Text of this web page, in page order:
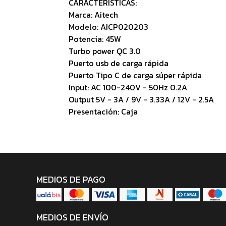
CARACTERÍSTICAS:
Marca: Aitech
Modelo: AICP020203
Potencia: 45W
Turbo power QC 3.0
Puerto usb de carga rápida
Puerto Tipo C de carga súper rápida
Input: AC 100-240V - 50Hz 0.2A
Output 5V - 3A / 9V - 3.33A / 12V - 2.5A
Presentación: Caja
MEDIOS DE PAGO
MEDIOS DE ENVÍO